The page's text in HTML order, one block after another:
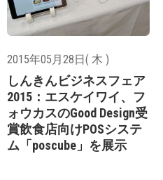
2015年05月28日( 木 )
しんきんビジネスフェア
2015：エスケイワイ、フ
ォウカスのGood Design受
賞飲食店向けPOSシステ
ム「poscube」を展示